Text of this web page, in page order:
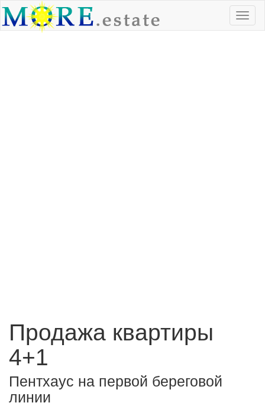
Продажа квартиры
4+1
Пентхаус на первой береговой
линии